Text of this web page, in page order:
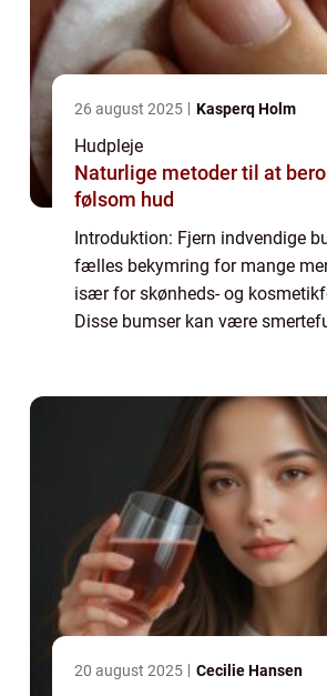
26 august 2025 Kasperq Holm
Hudpleje
Naturlige metoder til at
følsom hud
Introduktion: Fjern indvendige
fælles bekymring for mange
især for skønheds- og
Disse bumser kan være
20 august 2025 Cecilie Hansen